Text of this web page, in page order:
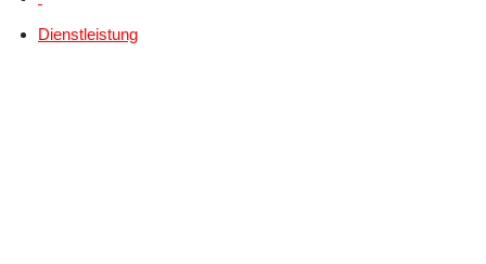
Dienstleistung